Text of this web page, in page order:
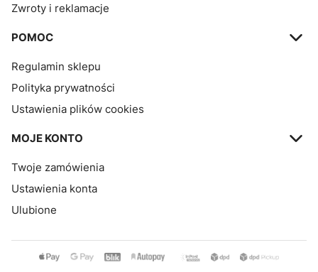
Zwroty i reklamacje
POMOC
Regulamin sklepu
Polityka prywatności
Ustawienia plików cookies
MOJE KONTO
Twoje zamówienia
Ustawienia konta
Ulubione